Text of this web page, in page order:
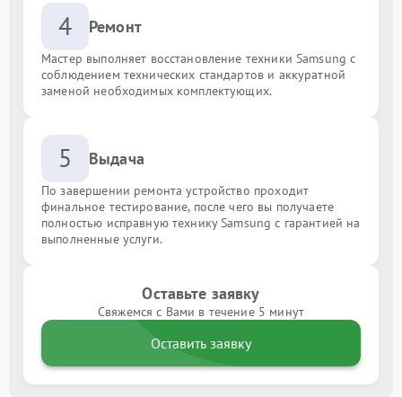
4 Ремонт
Мастер выполняет восстановление техники Samsung с
соблюдением технических стандартов и аккуратной
заменой необходимых комплектующих.
5 Выдача
По завершении ремонта устройство проходит
финальное тестирование, после чего вы получаете
полностью исправную технику Samsung с гарантией на
выполненные услуги.
Оставьте заявку
Свяжемся с Вами в течение 5 минут
Оставить заявку